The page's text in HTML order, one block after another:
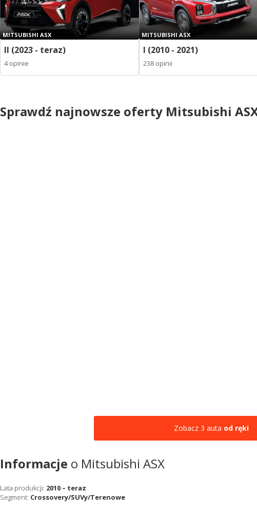
MITSUBISHI ASX
II (2023 - teraz)
4 opinie
MITSUBISHI ASX
I (2010 - 2021)
238 opinii
Sprawdź najnowsze oferty Mitsubishi
Zobacz 3 auta od ręki
Informacje o Mitsubishi ASX
Lata produkcji: 2010 – teraz
Segment: Crossovery/SUVy/Terenowe